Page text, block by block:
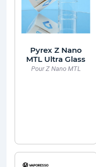
Pyrex Z Nano
MTL Ultra Glass
Pour Z Nano MTL